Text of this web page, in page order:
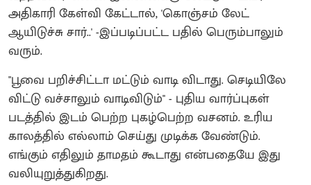
அதிகாரி கேள்வி கேட்டால், 'கொஞ்சம் லேட்
ஆயிடுச்சு சார்..' -இப்படிப்பட்ட பதில் பெரும்பாலும்
வரும்.
"பூவை பறிச்சிட்டா மட்டும் வாடி விடாது. செடியிலே
விட்டு வச்சாலும் வாடிவிடும்" - புதிய வார்ப்புகள்
படத்தில் இடம் பெற்ற புகழ்பெற்ற வசனம். உரிய
காலத்தில் எல்லாம் செய்து முடிக்க வேண்டும்.
எங்கும் எதிலும் தாமதம் கூடாது என்பதையே இது
வலியுறுத்துகிறது.